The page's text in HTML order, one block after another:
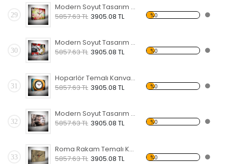
29
Modern Soyut Tasarım 15 Temalı Kanvas Saat
5857.63 TL 3905.08 TL %0
30
Modern Soyut Tasarım 14 Temalı Kanvas Saat
5857.63 TL 3905.08 TL %0
31
Hoparlör Temalı Kanvas Saat
5857.63 TL 3905.08 TL %0
32
Modern Soyut Tasarım 13 Temalı Kanvas Saat
5857.63 TL 3905.08 TL %0
33
Roma Rakam Temalı Kanvas Saat
5857.63 TL 3905.08 TL %0